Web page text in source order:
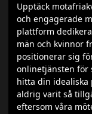
Upptäck
och engagerade
plattform
män och kvinnor
positionerar sig
onlinetjänsten för
hitta din
aldrig varit så
eftersom våra